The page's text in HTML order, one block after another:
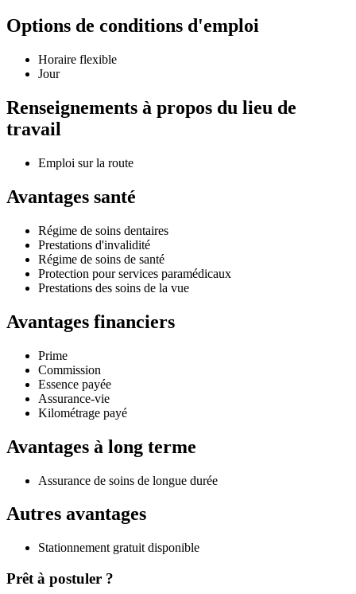
Options de conditions d'emploi
Horaire flexible
Jour
Renseignements à propos du lieu de
travail
Emploi sur la route
Avantages santé
Régime de soins dentaires
Prestations d'invalidité
Régime de soins de santé
Protection pour services paramédicaux
Prestations des soins de la vue
Avantages financiers
Prime
Commission
Essence payée
Assurance-vie
Kilométrage payé
Avantages à long terme
Assurance de soins de longue durée
Autres avantages
Stationnement gratuit disponible
Prêt à postuler ?